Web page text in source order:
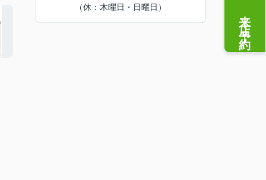
（休：木曜日・日曜日）
来店予約